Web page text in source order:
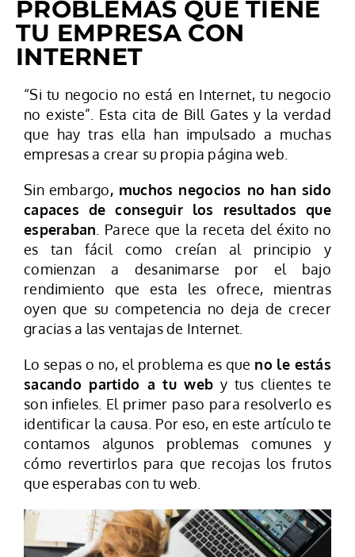
PROBLEMAS QUE TIENE
TU EMPRESA CON
INTERNET
“Si tu negocio no está en Internet, tu negocio
no existe”. Esta cita de Bill Gates y la verdad
que hay tras ella han impulsado a muchas
empresas a crear su propia página web.
Sin embargo, muchos negocios no han sido
capaces de conseguir los resultados que
esperaban . Parece que la receta del éxito no
es tan fácil como creían al principio y
comienzan a desanimarse por el bajo
rendimiento que esta les ofrece, mientras
oyen que su competencia no deja de crecer
gracias a las ventajas de Internet.
Lo sepas o no, el problema es que no le estás
sacando partido a tu web y tus clientes te
son infieles. El primer paso para resolverlo es
identificar la causa. Por eso, en este artículo te
contamos algunos problemas comunes y
cómo revertirlos para que recojas los frutos
que esperabas con tu web.